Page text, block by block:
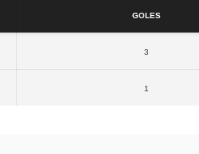
Goles
3
1